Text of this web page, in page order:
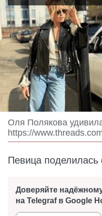
Оля Полякова
https://
Певица
Доверяйте
на Telegraf в Google